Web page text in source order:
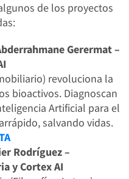
de los proyectos
Gerermat –
revoluciona la
bioactivos. Diagnoscan
Artificial para el
salvando vidas.
Rodríguez –
y Cortex AI